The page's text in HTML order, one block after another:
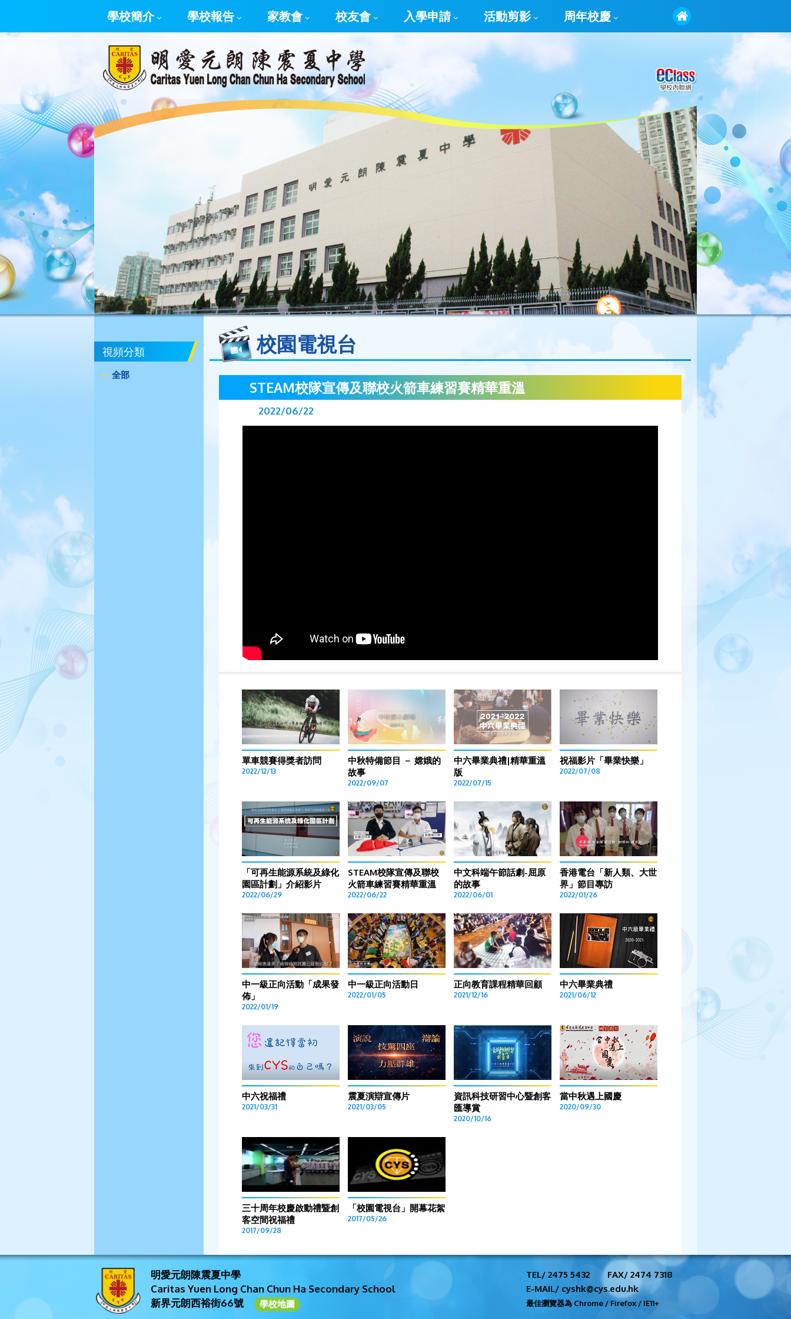
學校簡介 學校報告 家教會 校友會 入學申請 活動剪影 周年校慶
視頻分類
全部
校園電視台
STEAM校隊宣傳及聯校火箭車練習賽精華重溫
2022/06/22
單車競賽得獎者訪問
2022/12/13
中秋特備節目 － 嫦娥的
故事
2022/09/07
中六畢業典禮|精華重溫
版
2022/07/15
祝福影片「畢業快樂」
2022/07/08
「可再生能源系統及綠化
園區計劃」介紹影片
2022/06/29
STEAM校隊宣傳及聯校
火箭車練習賽精華重溫
2022/06/22
中文科端午節話劇-屈原
的故事
2022/06/01
香港電台「新人類、大世
界」節目專訪
2022/01/26
中一級正向活動「成果發
佈」
2022/01/19
中一級正向活動日
2022/01/05
正向教育課程精華回顧
2021/12/16
中六畢業典禮
2021/06/12
中六祝福禮
2021/03/31
震夏演辯宣傳片
2021/03/05
資訊科技研習中心暨創客
匯導賞
2020/10/16
當中秋遇上國慶
2020/09/30
三十周年校慶啟動禮暨創
客空間祝福禮
2017/09/28
「校園電視台」開幕花絮
2017/05/26
明愛元朗陳震夏中學
Caritas Yuen Long Chan Chun Ha Secondary School
新界元朗西裕街66號
學校地圖
TEL/ 2475 5432
FAX/ 2474 7318
E-MAIL/ cyshk@cys.edu.hk
最佳瀏覽器為 Chrome / Firefox / IE11+